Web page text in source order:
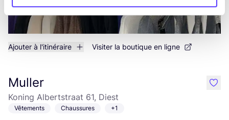
Ajouter à l'itinéraire Visiter la boutique en ligne
Muller
Koning Albertstraat 61, Diest
Vêtements Chaussures +1
like